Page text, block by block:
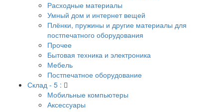
Расходные материалы
Умный дом и интернет вещей
Плёнки, пружины и другие материалы для
постпечатного оборудования
Прочее
Бытовая техника и электроника
Мебель
Постпечатное оборудование
Склад - 5 :
Мобильные компьютеры
Аксессуары